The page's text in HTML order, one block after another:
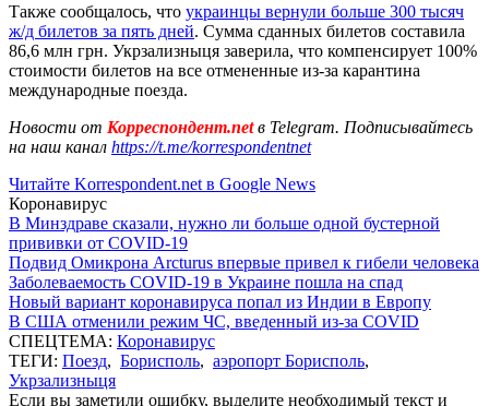
Также сообщалось, что украинцы вернули больше 300 тысяч
ж/д билетов за пять дней. Сумма сданных билетов составила
86,6 млн грн. Укрзализныця заверила, что компенсирует 100%
стоимости билетов на все отмененные из-за карантина
международные поезда.
Новости от Корреспондент.netв Telegram. Подписывайтесь
на наш канал https://t.me/korrespondentnet
Читайте Korrespondent.net в Google News
Коронавирус
В Минздраве сказали, нужно ли больше одной бустерной
прививки от COVID-19
Подвид Омикрона Arcturus впервые привел к гибели человека
Заболеваемость COVID-19 в Украине пошла на спад
Новый вариант коронавируса попал из Индии в Европу
В США отменили режим ЧС, введенный из-за COVID
СПЕЦТЕМА: Коронавирус
ТЕГИ: Поезд, Борисполь, аэропорт Борисполь,
Укрзализныця
Если вы заметили ошибку, выделите необходимый текст и